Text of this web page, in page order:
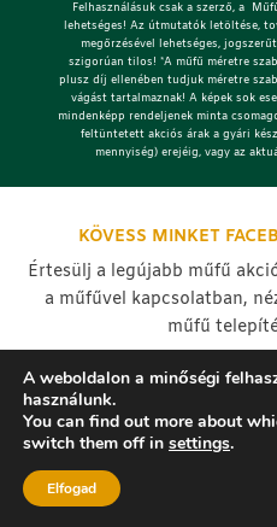
Felhasználásuk csak a szerző, a
lehetséges! Az útmutatók letöltése,
megőrzésével lehetséges,
szigorúan tilos! *A műfű méretre
plusz díj ellenében tudjuk méretre
vágást tartalmaznak! A képek sok
mindenképp rendeljenek minta
feltüntetett akciós árak a gyári
mennyiség) erejéig, vagy az
KÖVESS MINKET
Értesülj a legújabb műfű
a műfűvel kapcsolatban,
műfű
A weboldalon a minőségi
használunk.
You can find out more about
switch them off in settings.
Elfogad